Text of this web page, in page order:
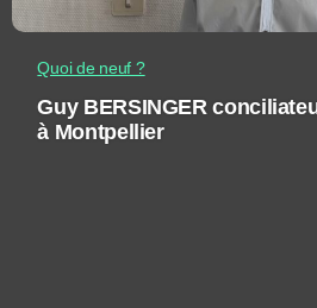
Quoi de neuf ?
Guy BERSINGER
à Montpellier